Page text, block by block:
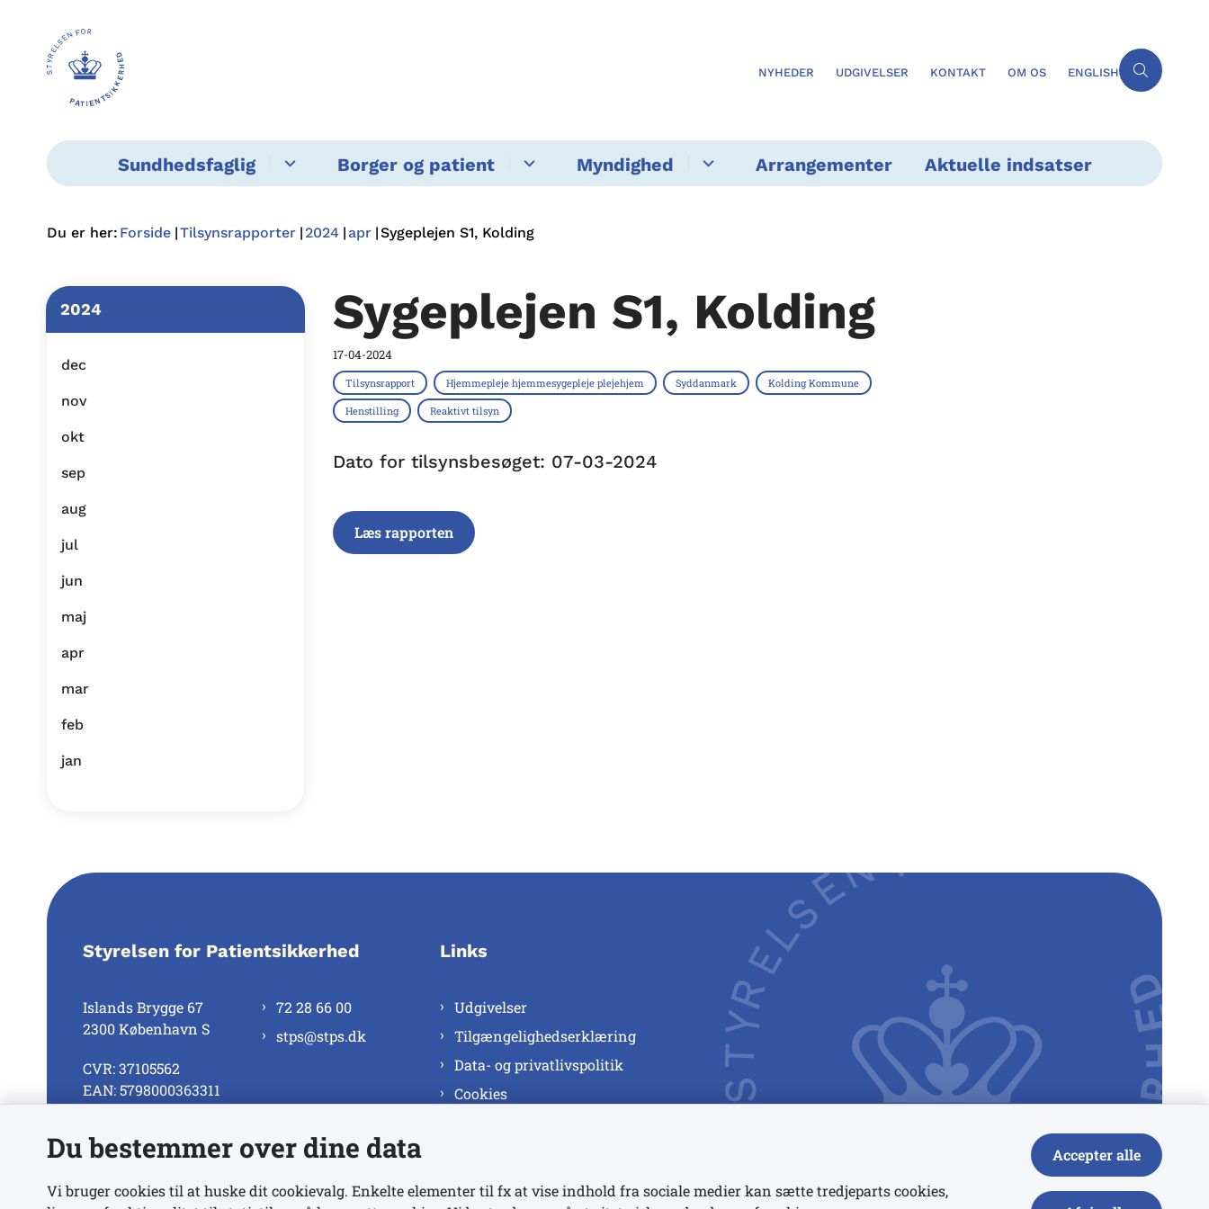
NYHEDER UDGIVELSER KONTAKT OM OS ENGLISH
Sundhedsfaglig Borger og patient Myndighed Arrangementer Aktuelle indsatser
Du er her: Forside Tilsynsrapporter 2024 apr Sygeplejen S1, Kolding
2024
dec
nov
okt
sep
aug
jul
jun
maj
apr
mar
feb
jan
Sygeplejen S1, Kolding
17-04-2024
Tilsynsrapport Hjemmepleje hjemmesygepleje plejehjem Syddanmark Kolding Kommune
Henstilling Reaktivt tilsyn
Dato for tilsynsbesøget: 07-03-2024
Læs rapporten
Styrelsen for Patientsikkerhed
Islands Brygge 67
2300 København S
CVR: 37105562
EAN: 5798000363311
72 28 66 00
stps@stps.dk
Se alle kontaktnumre
Links
Udgivelser
Tilgængelighedserklæring
Data- og privatlivspolitik
Cookies
Du bestemmer over dine data
Vi bruger cookies til at huske dit cookievalg. Enkelte elementer til fx at vise indhold fra sociale medier kan sætte tredjeparts cookies,
Accepter alle